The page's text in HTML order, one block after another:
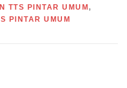
TTS PINTAR UMUM ,
PINTAR UMUM